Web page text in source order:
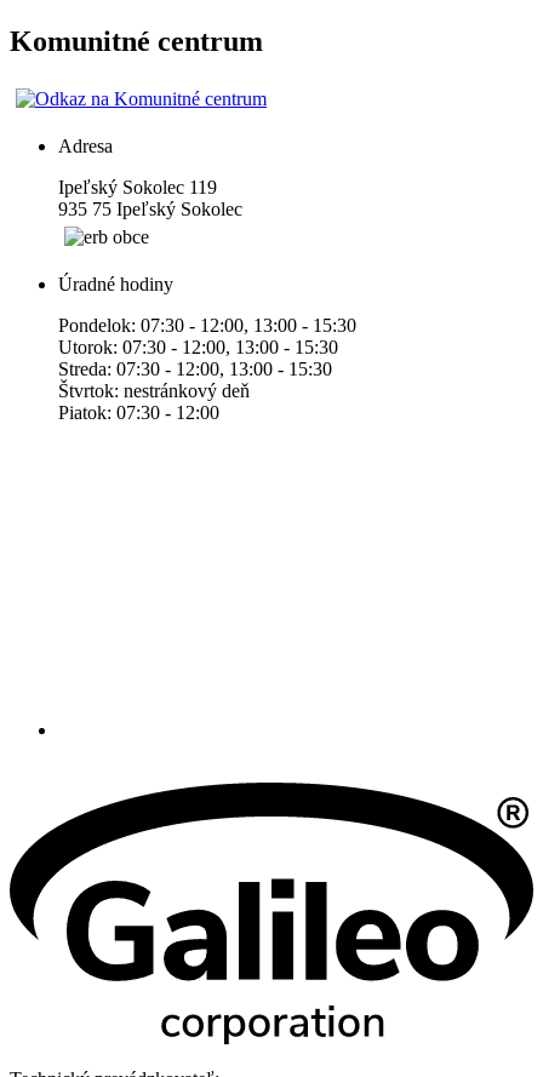
Komunitné centrum
Adresa
Ipeľský Sokolec 119
935 75 Ipeľský Sokolec
Úradné hodiny
Pondelok: 07:30 - 12:00, 13:00 - 15:30
Utorok: 07:30 - 12:00, 13:00 - 15:30
Streda: 07:30 - 12:00, 13:00 - 15:30
Štvrtok: nestránkový deň
Piatok: 07:30 - 12:00